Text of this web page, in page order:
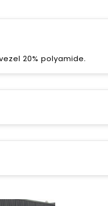
20% polyamide.